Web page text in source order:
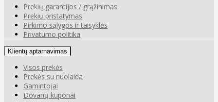
Prekių garantijos / grąžinimas
Prekių pristatymas
Pirkimo sąlygos ir taisyklės
Privatumo politika
Klientų aptarnavimas
Visos prekės
Prekės su nuolaida
Gamintojai
Dovanų kuponai